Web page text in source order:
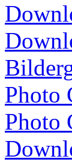
Photo
Photo